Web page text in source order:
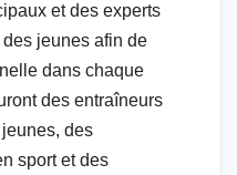
et des experts
jeunes afin de
dans chaque
des entraîneurs
des
sport et des